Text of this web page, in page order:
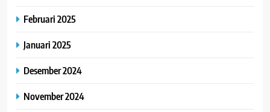
Februari 2025
Januari 2025
Desember 2024
November 2024